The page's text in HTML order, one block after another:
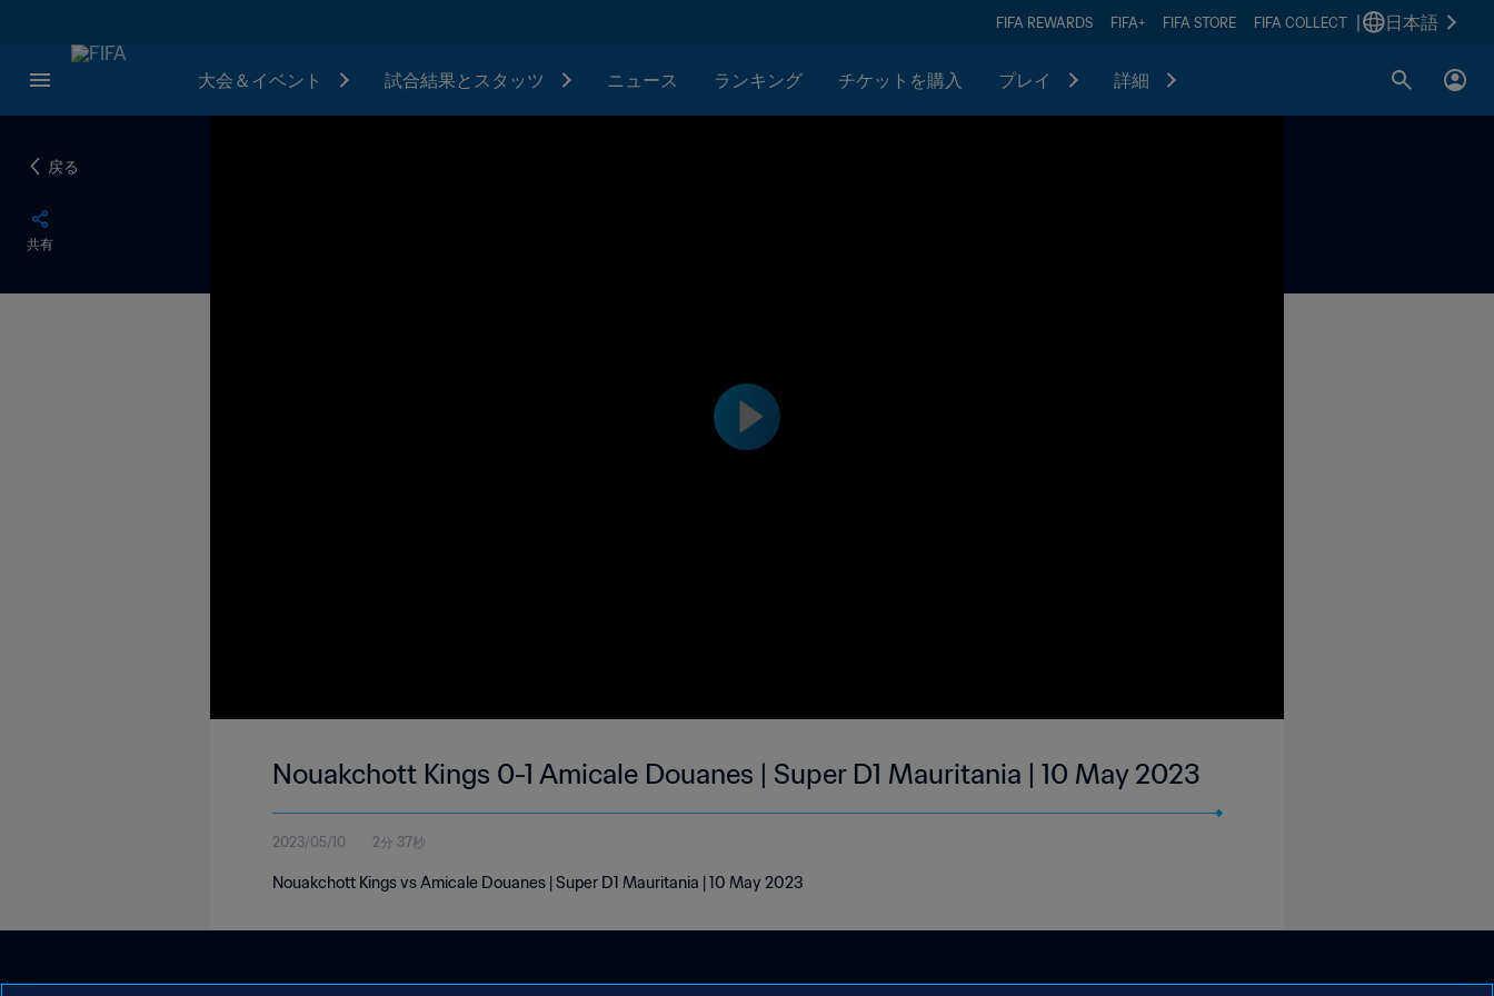
FIFA REWARDS FIFA+ FIFA STORE FIFA COLLECT 日本語
大会＆イベント 試合結果とスタッツ ニュース ランキング チケットを購入 プレイ 詳細
戻る
共有
Nouakchott Kings 0-1 Amicale Douanes | Super D1 Mauritania | 10 May 2023
2023/05/10 2分 37秒
Nouakchott Kings vs Amicale Douanes | Super D1 Mauritania | 10 May 2023